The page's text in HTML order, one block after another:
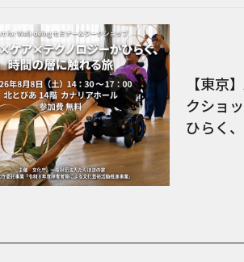
【東
クショ
ひらく